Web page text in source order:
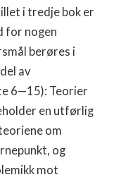
i tredje bok er
for nogen
berøres i
av
6—15): Teorier
en utførlig
om
og
mot